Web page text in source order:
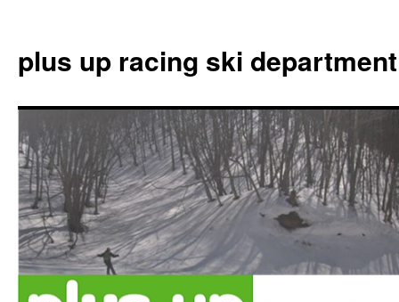
plus up racing ski department